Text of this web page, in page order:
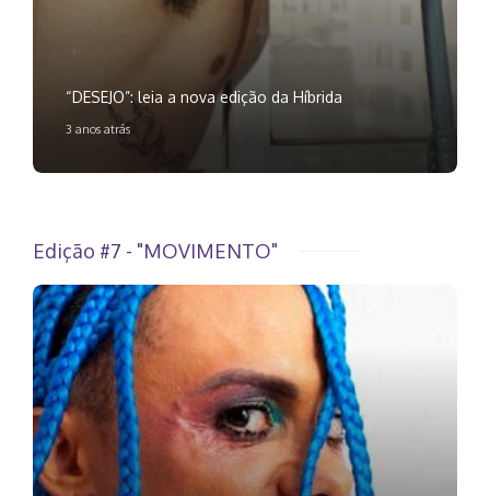
“DESEJO”: leia a nova edição da Híbrida
3 anos atrás
Edição #7 - "MOVIMENTO"